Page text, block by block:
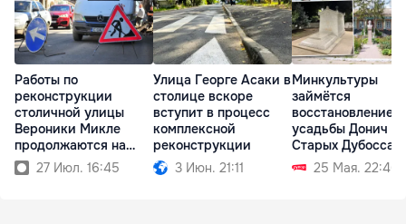
Работы по
реконструкции
столичной улицы
Вероники Микле
продолжаются на
новом участке
27 Июл. 16:45
Улица Георге Асаки в
столице вскоре
вступит в процесс
комплексной
реконструкции
3 Июн. 21:11
Минкультуры
займётся
восстановлением
усадьбы Донич в
Старых
25 Мая. 22:46